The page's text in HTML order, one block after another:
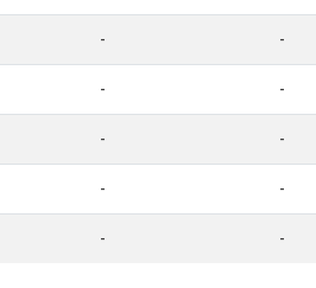
- -
- -
- -
- -
- -